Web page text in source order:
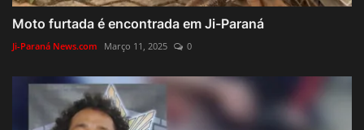
Moto furtada é encontrada em Ji-Paraná
Ji-Paraná News.com Março 11, 2025 0